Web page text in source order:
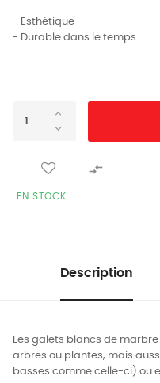
- Esthétique
- Durable dans le temps

EN STOCK
Description
Les galets blancs de
arbres ou plantes, mais
basses comme celle-ci) ou